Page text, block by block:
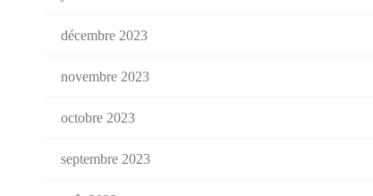
décembre 2023
novembre 2023
octobre 2023
septembre 2023